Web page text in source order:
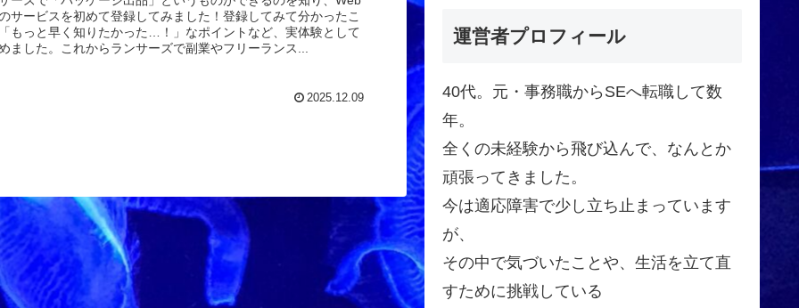
サービスを初めて登録してみました！登録してみて分かったこ
もっと早く知りたかった…！」なポイントなど、実体験として
ました。これからランサーズで副業やフリーランス...
2025.12.09
運営者プロフィール
40代。元・事務職からSEへ転職して数
年。
全くの未経験から飛び込んで、なんとか
頑張ってきました。
今は適応障害で少し立ち止まっています
が、
その中で気づいたことや、生活を立て直
すために挑戦している